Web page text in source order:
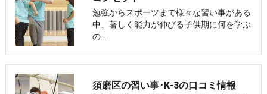
勉強からスポーツまで様々な習い事がある
中、著しく能力が伸びる子供期に何を学ぶ
の…
須磨区の習い事･K-3の口コミ情報